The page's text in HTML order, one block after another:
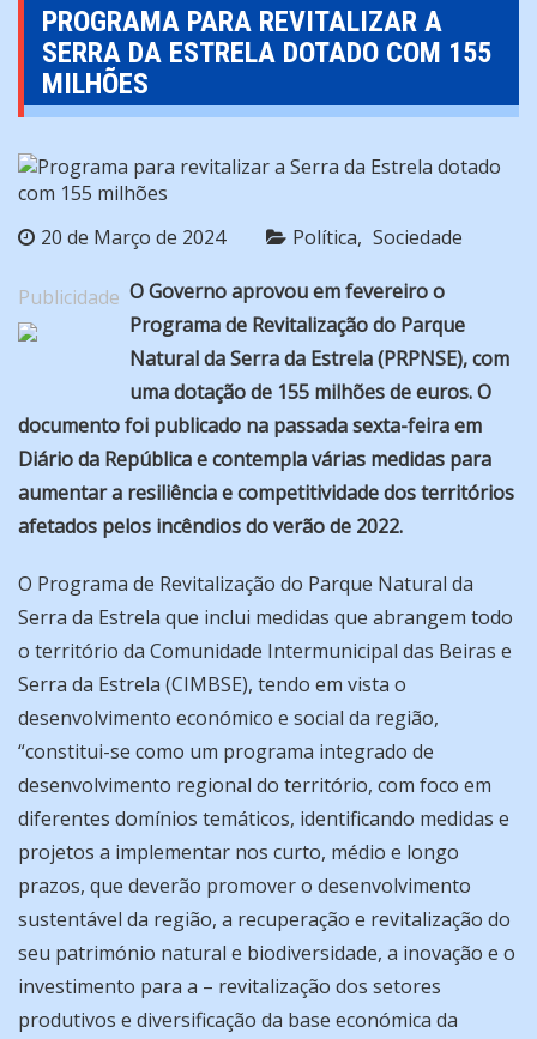
PROGRAMA PARA REVITALIZAR A
SERRA DA ESTRELA DOTADO COM 155
MILHÕES
20 de Março de 2024 Política Sociedade
Publicidade O Governo aprovou em fevereiro o
Programa de Revitalização do Parque
Natural da Serra da Estrela (PRPNSE), com
uma dotação de 155 milhões de euros. O
documento foi publicado na passada sexta-feira em
Diário da República e contempla várias medidas para
aumentar a resiliência e competitividade dos territórios
afetados pelos incêndios do verão de 2022.
O Programa de Revitalização do Parque Natural da
Serra da Estrela que inclui medidas que abrangem todo
o território da Comunidade Intermunicipal das Beiras e
Serra da Estrela (CIMBSE), tendo em vista o
desenvolvimento económico e social da região,
“constitui-se como um programa integrado de
desenvolvimento regional do território, com foco em
diferentes domínios temáticos, identificando medidas e
projetos a implementar nos curto, médio e longo
prazos, que deverão promover o desenvolvimento
sustentável da região, a recuperação e revitalização do
seu património natural e biodiversidade, a inovação e o
investimento para a – revitalização dos setores
produtivos e diversificação da base económica da